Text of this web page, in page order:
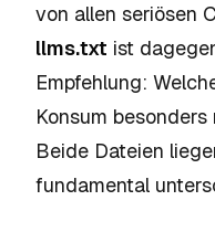
von allen seriösen
llms.txt ist
Empfehlung:
Konsum
Beide Dateien
fundamental